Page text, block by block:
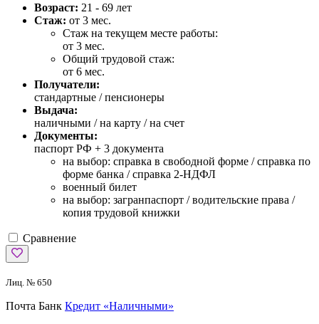
Возраст: 21 - 69 лет
Стаж: от 3 мес.
Стаж на текущем месте работы:
от 3 мес.
Общий трудовой стаж:
от 6 мес.
Получатели:
стандартные / пенсионеры
Выдача:
наличными / на карту / на счет
Документы:
паспорт РФ + 3 документа
на выбор: справка в свободной форме / справка по
форме банка / справка 2-НДФЛ
военный билет
на выбор: загранпаспорт / водительские права /
копия трудовой книжки
Сравнение
Лиц. № 650
Почта Банк Кредит «Наличными»